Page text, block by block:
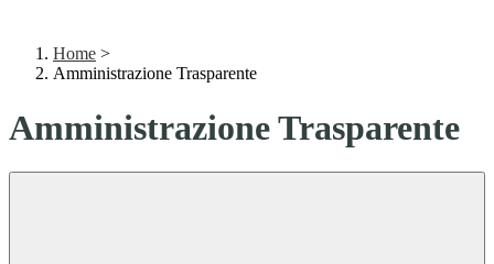
Home >
Amministrazione Trasparente
Amministrazione Trasparente